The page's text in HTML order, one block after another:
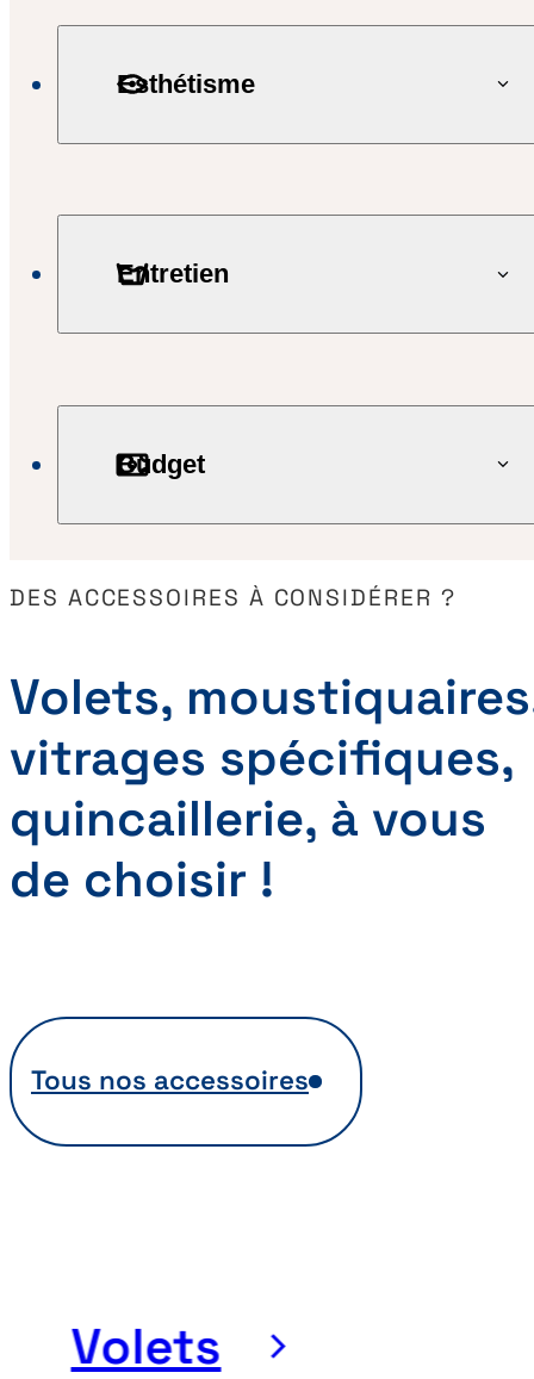
Esthétisme
Entretien
Budget
DES ACCESSOIRES À CONSIDÉRER ?
Volets,
vitrages spécifiques,
quincaillerie, à vous
de choisir !
Tous nos accessoires
Volets